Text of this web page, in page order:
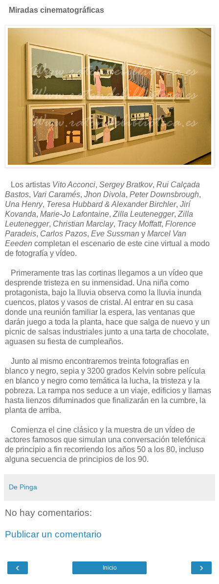
Miradas cinematográficas
Los artistas Vito Acconci, Sergey Bratkov, Rui Calçada
Bastos, Vari Caramés, Jhon Divola, Peter Downsbrough,
Una Henry, Teresa Hubbard & Alexander Birchler, Jirí
Kovanda, Marie-Jo Lafontaine, Zilla Leutenegger, Zilla
Leutenegger, Christian Marclay, Tracy Moffatt, Florence
Paradeis, Carlos Pazos, Eve Sussman y Marcel Van
Eeeden completan el escenario de este cine virtual a modo
de fotografía y vídeo.
Primeramente tras las cortinas llegamos a un vídeo que
desprende tristeza en su inmensidad. Una niña como
protagonista, bajo la lluvia observa como la lluvia inunda
cuencos, platos y vasos de cristal. Al entrar en su casa
donde una reunión familiar la espera, las ventanas que
darán juego a toda la planta, hace que salga de nuevo y un
picnic de salsas industriales junto a una tarta de chocolate,
aguasen su fiesta de cumpleaños.
Junto al mismo encontraremos treinta fotografías en
blanco y negro, sepia y 3200 grados Kelvin sobre película
en blanco y negro como temática la lucha, la tristeza y la
pobreza. La rampa nos seduce a un viaje, edificios y llamas
hasta lienzos difuminados que finalizarán en la cumbre, la
planta de arriba.
Comienza el cine clásico y la muestra de un vídeo de
actores famosos que simulan una conversación telefónica
de principio a fin recorriendo los años 50 a los 80, incluso
alguna secuencia de principios de los 90.
De Pinga
No hay comentarios:
Publicar un comentario
‹ ›
Inicio